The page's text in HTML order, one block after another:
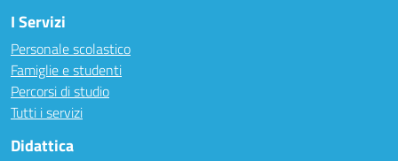
I Servizi
Personale scolastico
Famiglie e studenti
Percorsi di studio
Tutti i servizi
Didattica